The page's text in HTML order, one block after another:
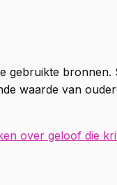
gebruikte bronnen.
waarde van
over geloof die